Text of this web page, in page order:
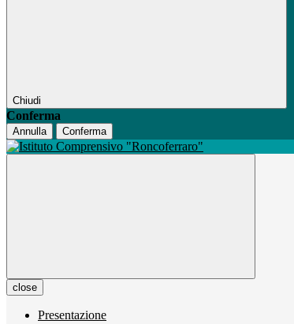
Chiudi
Conferma
Annulla Conferma
close
Presentazione